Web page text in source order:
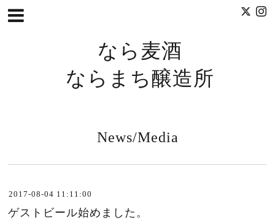
なら麦酒
ならまち醸造所
News/Media
2017-08-04 11:11:00
ゲストビール始めました。